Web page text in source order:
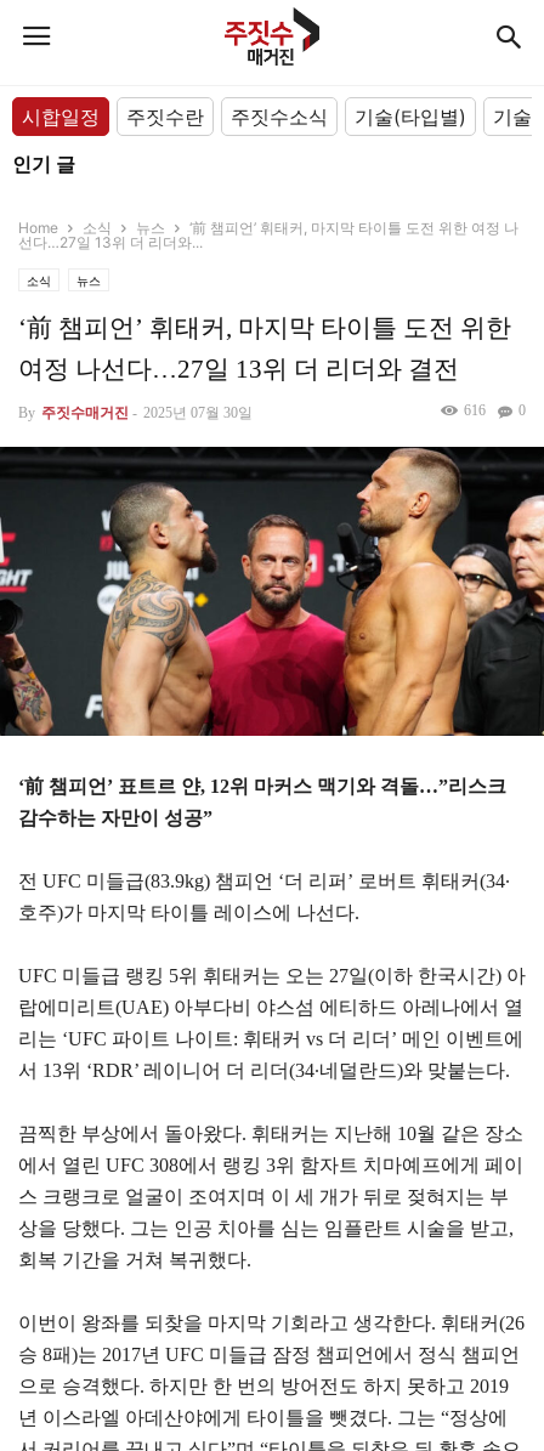
시합일정 주짓수란 주짓수소식 기술(타입별)
기술
인기 글
Home 소식 뉴스
‘前 챔피언’ 휘태커, 마지막 타이틀 도전 위한 여정 나
선다…27일 13위 더 리더와...
소식 뉴스
‘前 챔피언’ 휘태커, 마지막 타이틀 도전 위한
여정 나선다…27일 13위 더 리더와 결전
By 주짓수매거진 - 2025년 07월 30일 0
616
‘前 챔피언’ 표트르 얀, 12위 마커스 맥기와 격돌…”리스크
감수하는 자만이 성공”
전 UFC 미들급(83.9kg) 챔피언 ‘더 리퍼’ 로버트 휘태커(34∙
호주)가 마지막 타이틀 레이스에 나선다.
UFC 미들급 랭킹 5위 휘태커는 오는 27일(이하 한국시간) 아
랍에미리트(UAE) 아부다비 야스섬 에티하드 아레나에서 열
리는 ‘UFC 파이트 나이트: 휘태커 vs 더 리더’ 메인 이벤트에
서 13위 ‘RDR’ 레이니어 더 리더(34∙네덜란드)와 맞붙는다.
끔찍한 부상에서 돌아왔다. 휘태커는 지난해 10월 같은 장소
에서 열린 UFC 308에서 랭킹 3위 함자트 치마예프에게 페이
스 크랭크로 얼굴이 조여지며 이 세 개가 뒤로 젖혀지는 부
상을 당했다. 그는 인공 치아를 심는 임플란트 시술을 받고,
회복 기간을 거쳐 복귀했다.
이번이 왕좌를 되찾을 마지막 기회라고 생각한다. 휘태커(26
승 8패)는 2017년 UFC 미들급 잠정 챔피언에서 정식 챔피언
으로 승격했다. 하지만 한 번의 방어전도 하지 못하고 2019
년 이스라엘 아데산야에게 타이틀을 뺏겼다. 그는 “정상에